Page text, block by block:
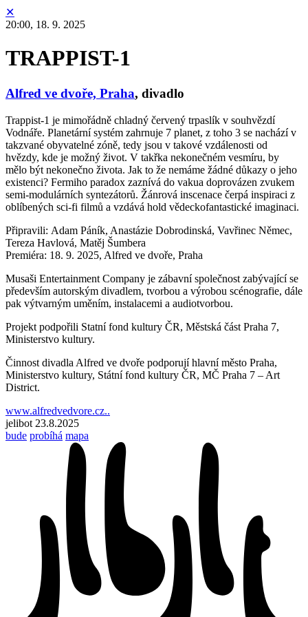
✕
20:00, 18. 9. 2025
TRAPPIST-1
Alfred ve dvoře, Praha, divadlo
Trappist-1 je mimořádně chladný červený trpaslík v souhvězdí
Vodnáře. Planetární systém zahrnuje 7 planet, z toho 3 se nachází v
takzvané obyvatelné zóně, tedy jsou v takové vzdálenosti od
hvězdy, kde je možný život. V takřka nekonečném vesmíru, by
mělo být nekonečno života. Jak to že nemáme žádné důkazy o jeho
existenci? Fermiho paradox zaznívá do vakua doprovázen zvukem
semi-modulárních syntezátorů. Žánrová inscenace čerpá inspiraci z
oblíbených sci-fi filmů a vzdává hold vědeckofantastické imaginaci.
Připravili: Adam Páník, Anastázie Dobrodinská, Vavřinec Němec,
Tereza Havlová, Matěj Šumbera
Premiéra: 18. 9. 2025, Alfred ve dvoře, Praha
Musaši Entertainment Company je zábavní společnost zabývající se
především autorským divadlem, tvorbou a výrobou scénografie, dále
pak výtvarným uměním, instalacemi a audiotvorbou.
Projekt podpořili Statní fond kultury ČR, Městská část Praha 7,
Ministerstvo kultury.
Činnost divadla Alfred ve dvoře podporují hlavní město Praha,
Ministerstvo kultury, Státní fond kultury ČR, MČ Praha 7 – Art
District.
www.alfredvedvore.cz..
jelibot 23.8.2025
bude probíhá mapa